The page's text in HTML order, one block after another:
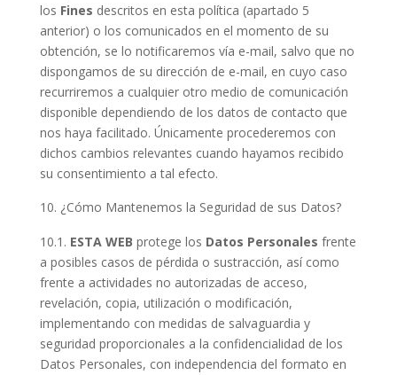
los Fines descritos en esta política (apartado 5
anterior) o los comunicados en el momento de su
obtención, se lo notificaremos vía e-mail, salvo que no
dispongamos de su dirección de e-mail, en cuyo caso
recurriremos a cualquier otro medio de comunicación
disponible dependiendo de los datos de contacto que
nos haya facilitado. Únicamente procederemos con
dichos cambios relevantes cuando hayamos recibido
su consentimiento a tal efecto.
¿Cómo Mantenemos la Seguridad de sus Datos?
10.1. ESTA WEB protege los Datos Personales frente
a posibles casos de pérdida o sustracción, así como
frente a actividades no autorizadas de acceso,
revelación, copia, utilización o modificación,
implementando con medidas de salvaguardia y
seguridad proporcionales a la confidencialidad de los
Datos Personales, con independencia del formato en